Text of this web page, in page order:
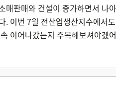
매판매와 건설이 증가하면서 나아
. 이번 7월 전산업생산지수에서도
이어나갔는지 주목해보셔야겠어